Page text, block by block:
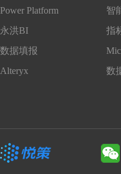
Power Platform
智
永洪BI
指
数据填报
Alteryx
数